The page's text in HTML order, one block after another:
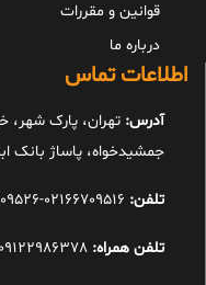
قوانین و مقررات
درباره ما
اطلاعات تماس
آدرس: تهران، پارک شهر،
جمشیدخواه، پاساژ بانک
تلفن:
تلفن همراه: 09122986378-09362227747